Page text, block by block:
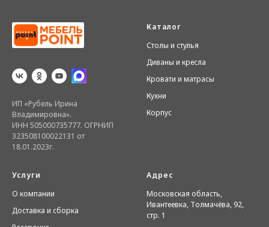
ИП «Рубель Ирина
Владимировна».
ИНН 505000735777. ОГРНИП
323508100022131 от
18.01.2023г.
Каталог
Столы и стулья
Диваны и кресла
Кровати и матрасы
Кухни
Корпус
Услуги
О компании
Доставка и сборка
Адрес
Московская область,
Ивантеевка, Толмачёва, 92,
стр. 1